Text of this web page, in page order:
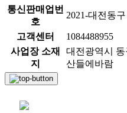
통신판매업번
호
2021-대전동구
고객센터
1084488955
사업장 소재
지
대전광역시 동
산들에바람